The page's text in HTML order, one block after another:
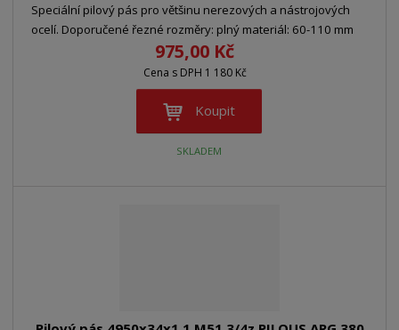
Speciální pilový pás pro většinu nerezových a nástrojových
ocelí. Doporučené řezné rozměry: plný materiál: 60-110 mm
975,00 Kč
Cena s DPH 1 180 Kč
Koupit
SKLADEM